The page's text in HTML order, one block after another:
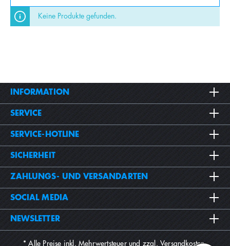
Keine Produkte gefunden.
INFORMATION
SERVICE
SERVICE-HOTLINE
SICHERHEIT
ZAHLUNGS- UND VERSANDARTEN
SOCIAL MEDIA
NEWSLETTER
* Alle Preise inkl. Mehrwertsteuer und zzgl.Versandkosten.